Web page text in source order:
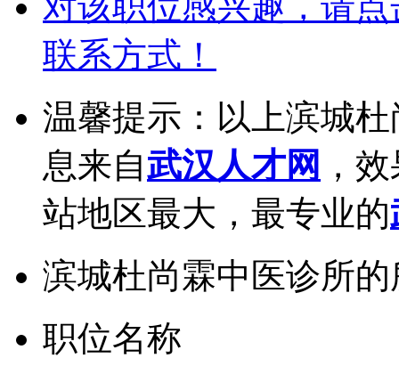
联系方式！
温馨提示：以上滨城
息来自武汉人才网 ，
站地区最大，最专业的
滨城杜尚霖中医诊所
职位名称